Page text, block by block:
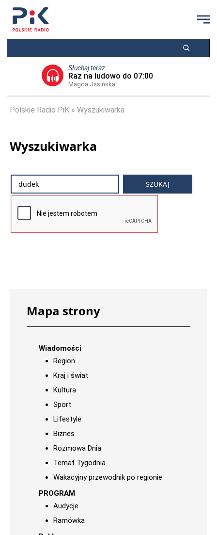
Słuchaj teraz
Raz na ludowo do 07:00
Magda Jasińska
Polskie Radio PiK Wyszukiwarka
Wyszukiwarka
Mapa strony
Wiadomości
Region
Kraj i świat
Kultura
Sport
Lifestyle
Biznes
Rozmowa Dnia
Temat Tygodnia
Wakacyjny przewodnik po regionie
PROGRAM
Audycje
Ramówka